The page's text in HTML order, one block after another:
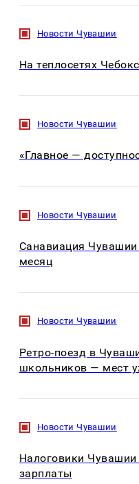
Новости Чувашии
На теплосетях
Новости Чувашии
«Главное —
Новости Чувашии
Санавиация
месяц
Новости Чувашии
Ретро-поезд в
школьников — мест
Новости Чувашии
Налоговики
зарплаты